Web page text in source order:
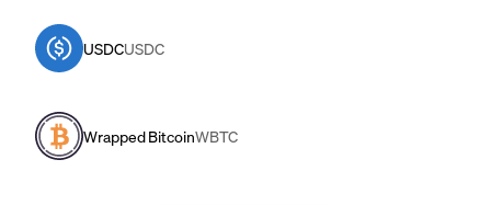
USDCUSDC
Wrapped BitcoinWBTC